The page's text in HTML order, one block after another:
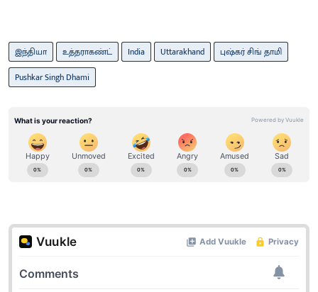
இந்தியா உத்தராகண்ட் India Uttarakhand
புஷ்கர் சிங் தாமி
Pushkar Singh Dhami